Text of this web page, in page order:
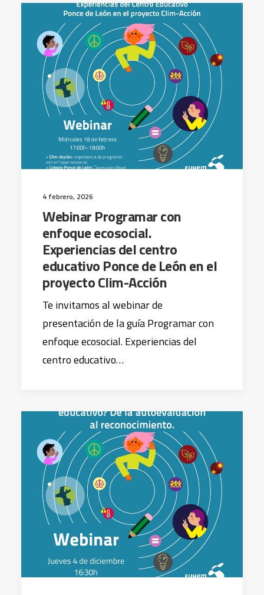
4 febrero, 2026
Webinar Programar con
enfoque ecosocial.
Experiencias del centro
educativo Ponce de León en el
proyecto Clim-Acción
Te invitamos al webinar de
presentación de la guía Programar con
enfoque ecosocial. Experiencias del
centro educativo…